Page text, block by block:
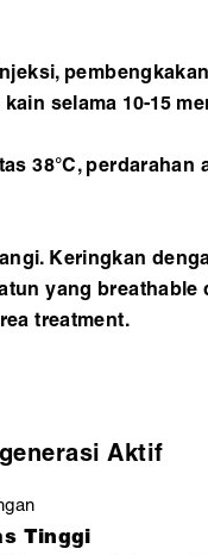
selama 10-15
38°C, perdarahan
Keringkan
yang breathable
treatment.
Aktif
Tinggi